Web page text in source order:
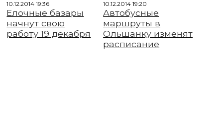
10.12.2014 19:36
Елочные базары
начнут свою
работу 19 декабря
10.12.2014 19:20
Автобусные
маршруты в
Ольшанку изменят
расписание